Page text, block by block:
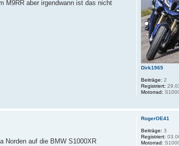
M9RR aber irgendwann ist das nicht
Dirk1965
Beiträge: 2
Registriert:
Motorrad:
Norden auf die BMW S1000XR
RogerOE41
Beiträge: 3
Registriert:
Motorrad: